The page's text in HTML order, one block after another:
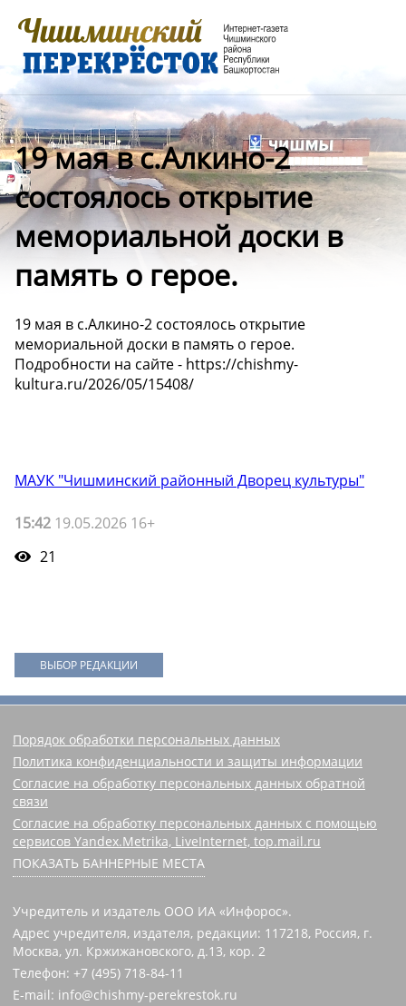
19 мая в с.Алкино-2
состоялось открытие
мемориальной доски в
память о герое.
19 мая в с.Алкино-2 состоялось открытие
мемориальной доски в память о герое.
Подробности на сайте - https://chishmy-
kultura.ru/2026/05/15408/
МАУК "Чишминский районный Дворец культуры"
15:42 19.05.2026 16+
21
ВЫБОР РЕДАКЦИИ
Порядок обработки персональных данных
Политика конфиденциальности и защиты информации
Согласие на обработку персональных данных обратной
связи
Согласие на обработку персональных данных с помощью
сервисов Yandex.Metrika, LiveInternet, top.mail.ru
ПОКАЗАТЬ БАННЕРНЫЕ МЕСТА
Учредитель и издатель ООО ИА «Инфорос».
Адрес учредителя, издателя, редакции: 117218, Россия, г.
Москва, ул. Кржижановского, д.13, кор. 2
Телефон: +7 (495) 718-84-11
E-mail: info@chishmy-perekrestok.ru